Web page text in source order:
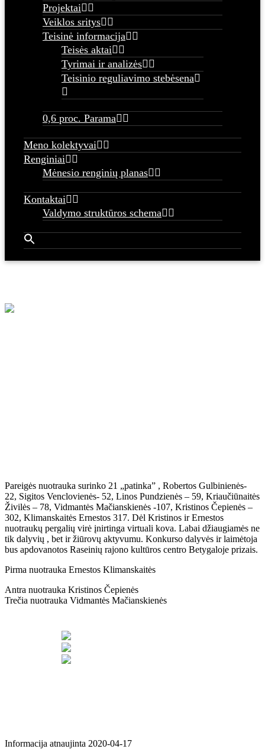
Projektai
Veiklos sritys
Teisinė informacija
Teisės aktai
Tyrimai ir analizės
Teisinio reguliavimo stebėsena
0,6 proc. Parama
Meno kolektyvai
Renginiai
Mėnesio renginių planas
Kontaktai
Valdymo struktūros schema
Pareigės nuotrauka surinko 21 „patinka” , Robertos Gulbinienės-
22, Sigitos Venclovienės- 52, Linos Pundzienės – 59, Kriaučiūnaitės
Živilės – 78, Vidmantės Mačianskienės -107, Kristinos Čepienės –
302, Klimanskaitės Ernestos 317. Dėl Kristinos ir Ernestos
nuotraukų pergalių virė įnirtinga virtuali kova. Labai džiaugiamės ne
tik dalyvių , bet ir žiūrovų aktyvumu. Konkurso dalyvės ir laimėtoja
bus apdovanotos Raseinių rajono kultūros centro Betygaloje prizais.
Pirma nuotrauka Ernestos Klimanskaitės
Antra nuotrauka Kristinos Čepienės
Trečia nuotrauka Vidmantės Mačianskienės
Informacija atnaujinta 2020-04-17